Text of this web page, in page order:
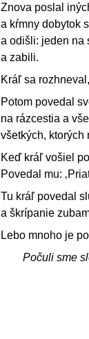
Znova poslal
a kŕmny dobytok
a odišli: jeden na
a zabili.
Kráľ sa
Potom povedal
na rázcestia a
všetkých, ktorých
Keď kráľ vošiel
Povedal mu:
Tu kráľ povedal
a škrípanie
Lebo mnoho je
Počuli sme